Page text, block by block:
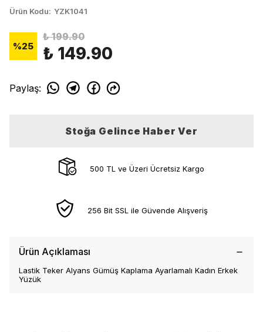
Ürün Kodu: YZK1041
%25
₺ 199.90
₺ 149.90
Paylaş:
Stoğa Gelince Haber Ver
500 TL ve Üzeri Ücretsiz Kargo
256 Bit SSL ile Güvende Alışveriş
Ürün Açıklaması
Lastik Teker Alyans Gümüş Kaplama Ayarlamalı Kadın Erkek
Yüzük